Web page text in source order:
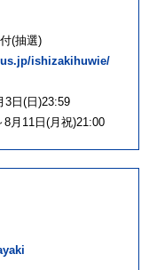
(抽選)
ishizakihuwie/
3日(日)23:59
月11日(月祝)21:00